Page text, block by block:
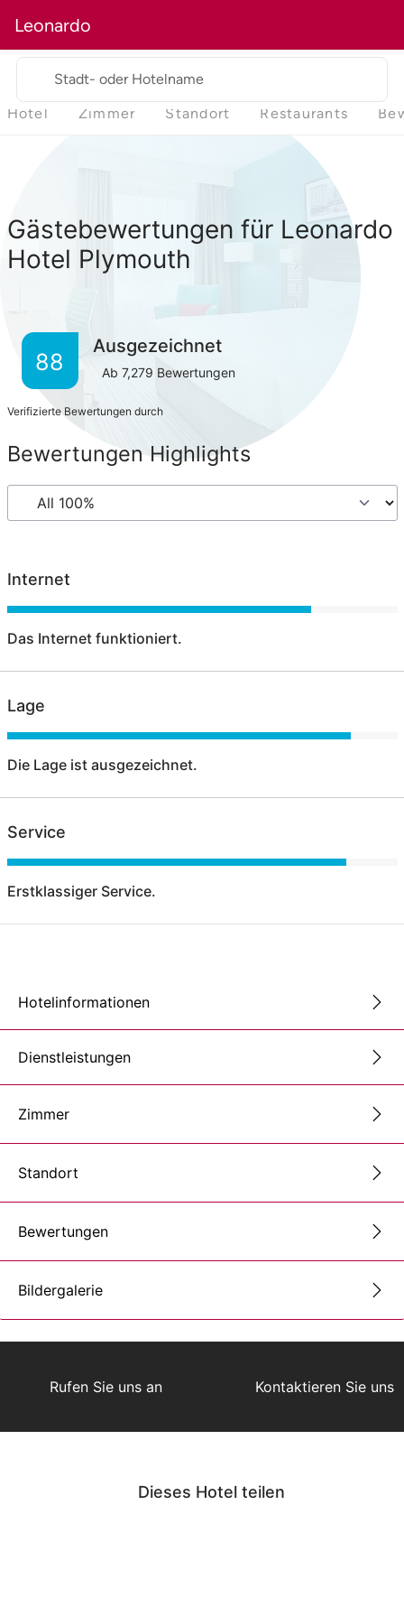
Leonardo
Stadt- oder Hotelname
Hotel Zimmer Standort Restaurants
Gästebewertungen für Leonardo
Hotel Plymouth
88
Ausgezeichnet
Ab 7,279 Bewertungen
Verifizierte Bewertungen durch
Bewertungen Highlights
Internet
Das Internet funktioniert.
Lage
Die Lage ist ausgezeichnet.
Service
Erstklassiger Service.
Hotelinformationen
Dienstleistungen
Zimmer
Standort
Bewertungen
Bildergalerie
Rufen Sie uns an Kontaktieren Sie uns
Dieses Hotel teilen